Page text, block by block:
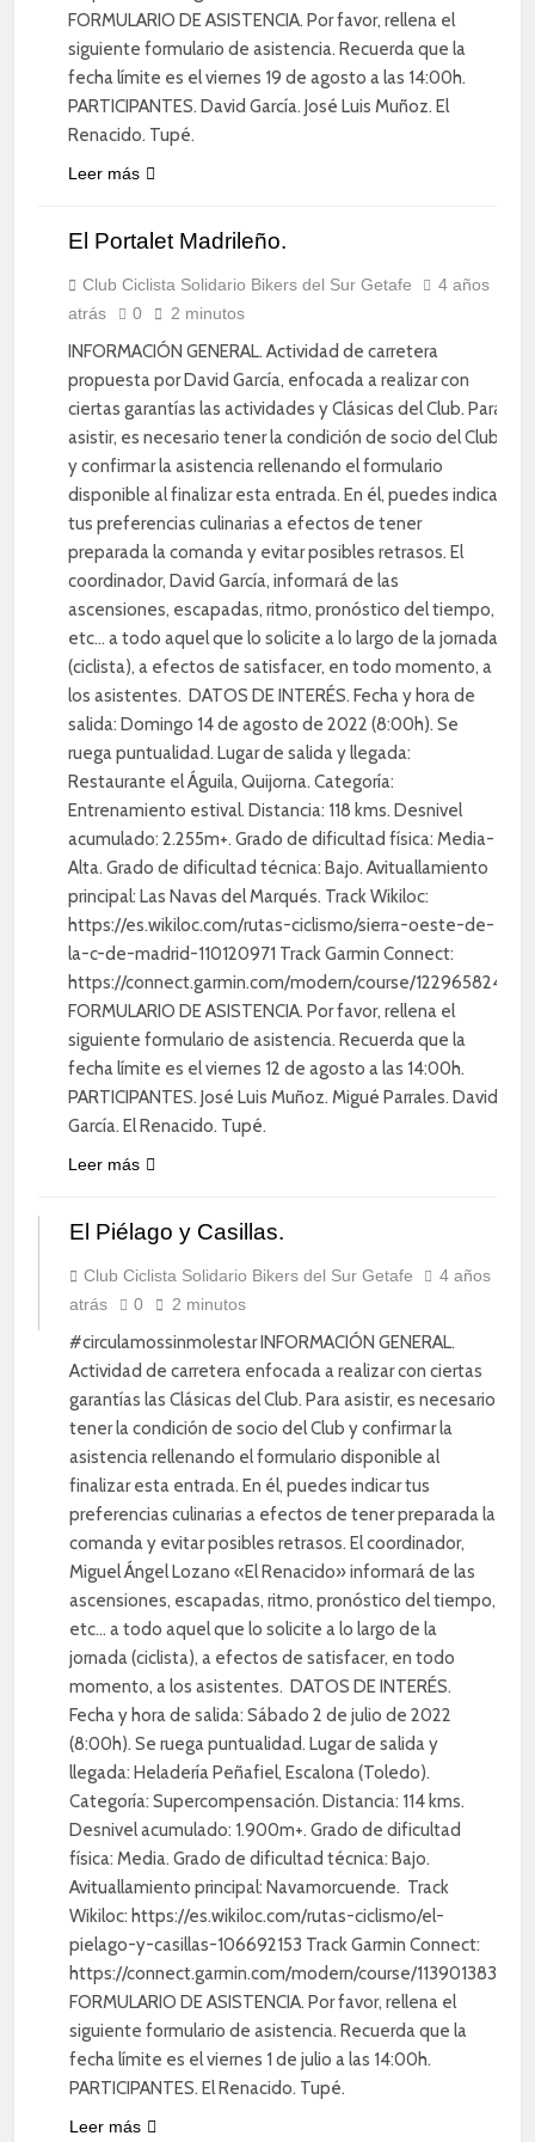
FORMULARIO DE ASISTENCIA. Por favor, rellena el
siguiente formulario de asistencia. Recuerda que la
fecha límite es el viernes 19 de agosto a las 14:00h.
PARTICIPANTES. David García. José Luis Muñoz. El
Renacido. Tupé.
Leer más
CARRETERA
DIVERSIÓN
ENTRENAMIENTO
El Portalet Madrileño.
Club Ciclista Solidario Bikers del Sur Getafe
4 años
atrás
0 2 minutos
INFORMACIÓN GENERAL. Actividad de carretera
propuesta por David García, enfocada a realizar con
ciertas garantías las actividades y Clásicas del Club. Para
asistir, es necesario tener la condición de socio del Club
y confirmar la asistencia rellenando el formulario
disponible al finalizar esta entrada. En él, puedes indicar
tus preferencias culinarias a efectos de tener
preparada la comanda y evitar posibles retrasos. El
coordinador, David García, informará de las
ascensiones, escapadas, ritmo, pronóstico del tiempo,
etc… a todo aquel que lo solicite a lo largo de la jornada
(ciclista), a efectos de satisfacer, en todo momento, a
los asistentes. DATOS DE INTERÉS. Fecha y hora de
salida: Domingo 14 de agosto de 2022 (8:00h). Se
ruega puntualidad. Lugar de salida y llegada:
Restaurante el Águila, Quijorna. Categoría:
Entrenamiento estival. Distancia: 118 kms. Desnivel
acumulado: 2.255m+. Grado de dificultad física: Media-
Alta. Grado de dificultad técnica: Bajo. Avituallamiento
principal: Las Navas del Marqués. Track Wikiloc:
https://es.wikiloc.com/rutas-ciclismo/sierra-oeste-de-
la-c-de-madrid-110120971 Track Garmin Connect:
https://connect.garmin.com/modern/course/122965824
FORMULARIO DE ASISTENCIA. Por favor, rellena el
siguiente formulario de asistencia. Recuerda que la
fecha límite es el viernes 12 de agosto a las 14:00h.
PARTICIPANTES. José Luis Muñoz. Migué Parrales. David
García. El Renacido. Tupé.
Leer más
CARRETERA
DIVERSIÓN
ENTRENAMIENTO
El Piélago y Casillas.
Club Ciclista Solidario Bikers del Sur Getafe
4 años
atrás
0 2 minutos
#circulamossinmolestar INFORMACIÓN GENERAL.
Actividad de carretera enfocada a realizar con ciertas
garantías las Clásicas del Club. Para asistir, es necesario
tener la condición de socio del Club y confirmar la
asistencia rellenando el formulario disponible al
finalizar esta entrada. En él, puedes indicar tus
preferencias culinarias a efectos de tener preparada la
comanda y evitar posibles retrasos. El coordinador,
Miguel Ángel Lozano «El Renacido» informará de las
ascensiones, escapadas, ritmo, pronóstico del tiempo,
etc… a todo aquel que lo solicite a lo largo de la
jornada (ciclista), a efectos de satisfacer, en todo
momento, a los asistentes. DATOS DE INTERÉS.
Fecha y hora de salida: Sábado 2 de julio de 2022
(8:00h). Se ruega puntualidad. Lugar de salida y
llegada: Heladería Peñafiel, Escalona (Toledo).
Categoría: Supercompensación. Distancia: 114 kms.
Desnivel acumulado: 1.900m+. Grado de dificultad
física: Media. Grado de dificultad técnica: Bajo.
Avituallamiento principal: Navamorcuende. Track
Wikiloc: https://es.wikiloc.com/rutas-ciclismo/el-
pielago-y-casillas-106692153 Track Garmin Connect:
https://connect.garmin.com/modern/course/113901383
FORMULARIO DE ASISTENCIA. Por favor, rellena el
siguiente formulario de asistencia. Recuerda que la
fecha límite es el viernes 1 de julio a las 14:00h.
PARTICIPANTES. El Renacido. Tupé.
Leer más